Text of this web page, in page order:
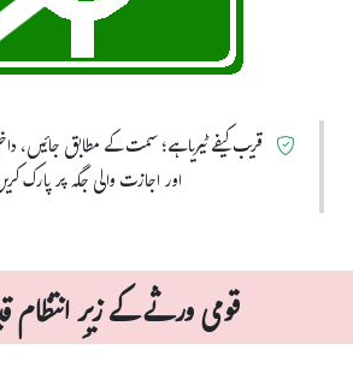
قریب کیفے ٹیریا ہے؛ سمت کے مطابق جائیں،
اور اجازت والی جگہ پر پارک
قومی ورثے کے زیرِ انتظام